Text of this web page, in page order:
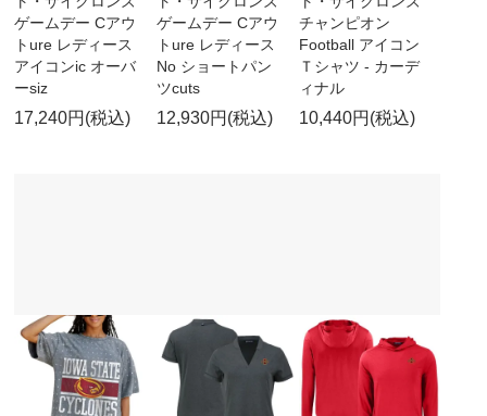
ゲームデー Cアウ
トure レディース
アイコンic オーバ
ーsiz
17,240円(税込)
ゲームデー Cアウ
トure レディース
No ショートパン
ツcuts
12,930円(税込)
チャンピオン
Football アイコン
Ｔシャツ - カーデ
ィナル
10,440円(税込)